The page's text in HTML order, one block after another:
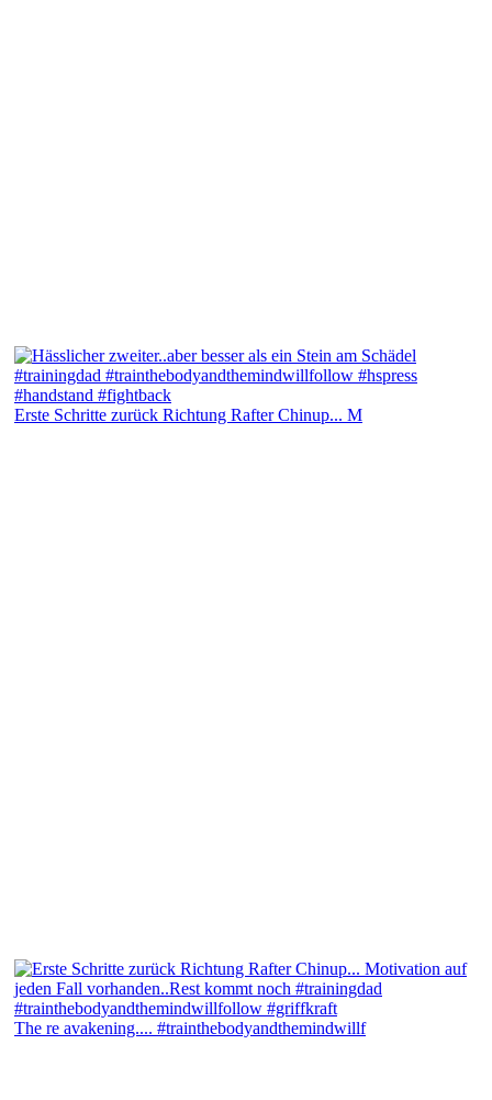
Erste Schritte zurück Richtung Rafter Chinup... M
The re avakening.... #trainthebodyandthemindwillf